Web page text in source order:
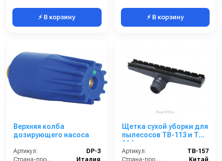
⚡ В корзину ⚡ В корзину
Верхняя колба
дозирующего насоса
Артикул:
DP-3
Страна-производитель:
Италия
Щетка сухой уборки для
пылесосов TB-113 и TB-
114
Артикул:
TB-157
Страна-производитель:
Китай